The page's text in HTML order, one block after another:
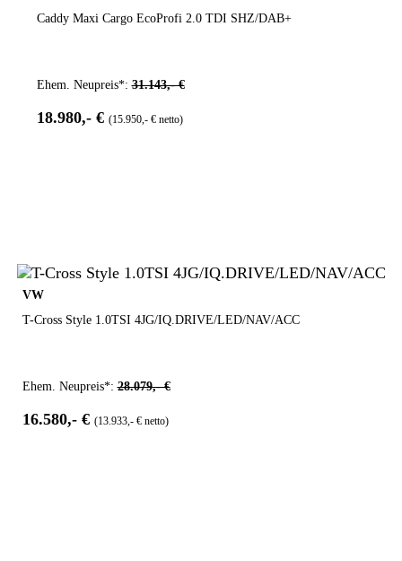
Caddy Maxi Cargo EcoProfi 2.0 TDI SHZ/DAB+
Ehem. Neupreis*:31.143,- €
18.980,- € (15.950,- € netto)
VW
T-Cross Style 1.0TSI 4JG/IQ.DRIVE/LED/NAV/ACC
Ehem. Neupreis*:28.079,- €
16.580,- € (13.933,- € netto)